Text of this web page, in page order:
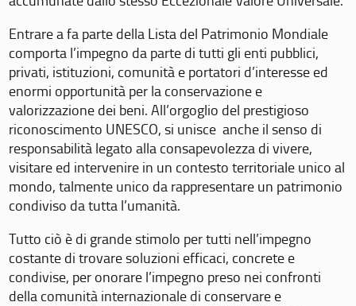
Entrare a fa parte della Lista del Patrimonio Mondiale
comporta l’impegno da parte di tutti gli enti pubblici,
privati, istituzioni, comunità e portatori d’interesse ed
enormi opportunità per la conservazione e
valorizzazione dei beni. All’orgoglio del prestigioso
riconoscimento UNESCO, si unisce anche il senso di
responsabilità legato alla consapevolezza di vivere,
visitare ed intervenire in un contesto territoriale unico al
mondo, talmente unico da rappresentare un patrimonio
condiviso da tutta l’umanità.
Tutto ciò è di grande stimolo per tutti nell’impegno
costante di trovare soluzioni efficaci, concrete e
condivise, per onorare l’impegno preso nei confronti
della comunità internazionale di conservare e